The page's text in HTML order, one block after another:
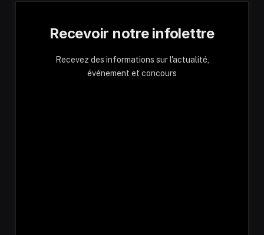
Recevoir notre infolettre
Recevez des informations sur l'actualité,
événement et concours